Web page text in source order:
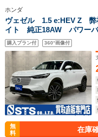
ホンダ
ヴェゼル 1.5 e:HEV Z 弊
イト 純正18AW パワー
TV Bluetooth アラウン
ートヒーター ドラレコ
購入プラン付 360°画像付
無
料
在庫